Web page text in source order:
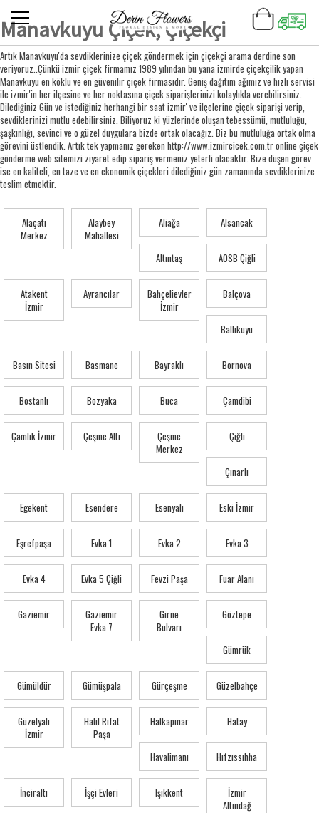
Manavkuyu Çiçek, Çiçekçi
Artık Manavkuyu'da sevdiklerinize çiçek göndermek için çiçekçi arama derdine son
veriyoruz..Çünkü izmir çiçek firmamız 1989 yılından bu yana izmirde çiçekçilik yapan
Manavkuyu en köklü ve en güvenilir çiçek firmasıdır. Geniş dağıtım ağımız ve hızlı servisi
ile izmir'in her ilçesine ve her noktasına çiçek siparişlerinizi kolaylıkla verebilirsiniz.
Dilediğiniz Gün ve istediğiniz herhangi bir saat izmir' ve ilçelerine çiçek siparişi verip,
sevdiklerinizi mutlu edebilirsiniz. Biliyoruz ki yüzlerinde oluşan tebessümü, mutluluğu,
şaşkınlığı, sevinci ve o güzel duygulara bizde ortak olacağız. Biz bu mutluluğa ortak olma
görevini üstlendik. Artık tek yapmanız gereken http://www.izmircicek.com.tr online çiçek
gönderme web sitemizi ziyaret edip sipariş vermeniz yeterli olacaktır. Bize düşen görev
ise en kaliteli, en taze ve en ekonomik çiçekleri dilediğiniz gün zamanında sevdiklerinize
teslim etmektir.
Alaçatı
Merkez
Alaybey
Mahallesi
Aliağa Alsancak
Altıntaş AOSB Çiğli
Atakent
İzmir
Ayrancılar
Bahçelievler
İzmir
Balçova
Ballıkuyu
Basın Sitesi Basmane Bayraklı Bornova
Bostanlı Bozyaka Buca Çamdibi
Çamlık İzmir Çeşme Altı
Çeşme
Merkez
Çiğli
Çınarlı
Egekent Esendere Esenyalı Eski İzmir
Eşrefpaşa Evka 1 Evka 2 Evka 3
Evka 4 Evka 5 Çiğli Fevzi Paşa Fuar Alanı
Gaziemir
Gaziemir
Evka 7
Girne
Bulvarı
Göztepe
Gümrük
Gümüldür Gümüşpala Gürçeşme Güzelbahçe
Güzelyalı
İzmir
Halil Rıfat
Paşa
Halkapınar Hatay
Havalimanı Hıfzıssıhha
İnciraltı İşçi Evleri Işıkkent
İzmir
Altındağ